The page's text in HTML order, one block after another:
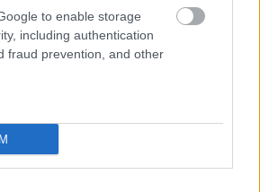
to enable storage
including authentication
fraud prevention, and other